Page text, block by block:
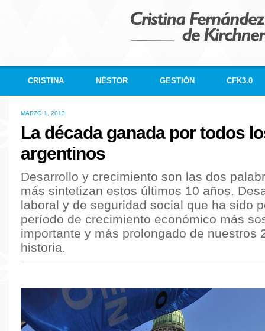
CRISTINA NÉSTOR GESTIÓN CFK3.0
MARZO 1, 2013
La década ganada por todos
argentinos
Desarrollo y crecimiento son las dos
más sintetizan estos últimos 10 años.
laboral y de seguridad social que ha sido
período de crecimiento económico más
importante y más prolongado de nuestros
historia.